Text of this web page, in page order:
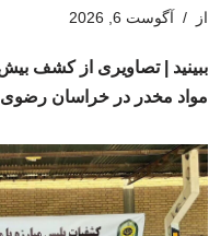
از آگوست 6, 2026
مواد مخدر در خراسان رضوی